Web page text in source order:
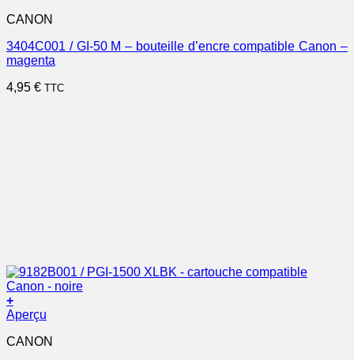
CANON
3404C001 / GI-50 M – bouteille d’encre compatible Canon –
magenta
4,95 € TTC
+
Aperçu
CANON